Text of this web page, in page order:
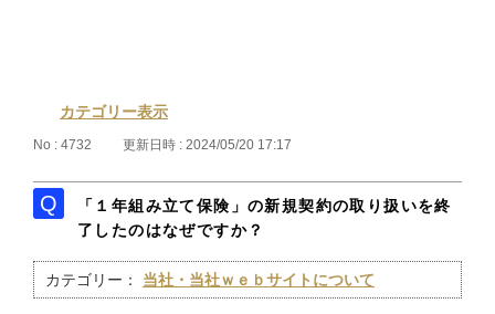
カテゴリー表示
No : 4732 更新日時 : 2024/05/20 17:17
「１年組み立て保険」の新規契約の取り扱いを終
了したのはなぜですか？
カテゴリー： 当社・当社ｗｅｂサイトについて